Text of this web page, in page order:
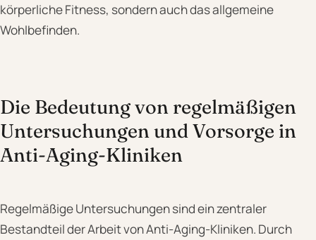
körperliche Fitness, sondern auch das allgemeine
Wohlbefinden.
Die Bedeutung von regelmäßigen
Untersuchungen und Vorsorge in
Anti-Aging-Kliniken
Regelmäßige Untersuchungen sind ein zentraler
Bestandteil der Arbeit von Anti-Aging-Kliniken. Durch